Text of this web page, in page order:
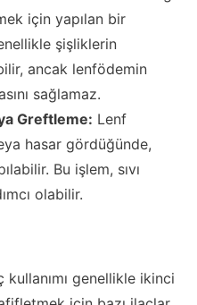
için yapılan bir
şişliklerin
ancak lenfödemin
sağlamaz.
Greftleme: Lenf
hasar gördüğünde,
Bu işlem, sıvı
olabilir.
genellikle ikinci